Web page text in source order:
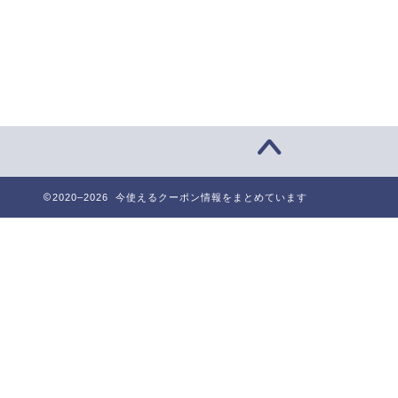
2020–2026 今使えるクーポン情報をまとめています